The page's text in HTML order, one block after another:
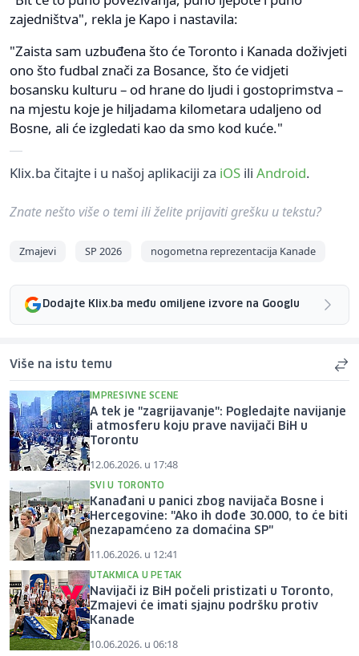
zajedništva", rekla je Kapo i nastavila:
"Zaista sam uzbuđena što će Toronto i Kanada doživjeti
ono što fudbal znači za Bosance, što će vidjeti
bosansku kulturu – od hrane do ljudi i gostoprimstva –
na mjestu koje je hiljadama kilometara udaljeno od
Bosne, ali će izgledati kao da smo kod kuće."
Klix.ba čitajte i u našoj aplikaciji za iOS ili Android.
Znate nešto više o temi ili želite prijaviti grešku u tekstu?
Zmajevi SP 2026 nogometna reprezentacija Kanade
Dodajte Klix.ba među omiljene izvore na Googlu
Više na istu temu
IMPRESIVNE SCENE
A tek je "zagrijavanje": Pogledajte navijanje
i atmosferu koju prave navijači BiH u
Torontu
12.06.2026. u 17:48
SVI U TORONTO
Kanađani u panici zbog navijača Bosne i
Hercegovine: "Ako ih dođe 30.000, to će biti
nezapamćeno za domaćina SP"
11.06.2026. u 12:41
UTAKMICA U PETAK
Navijači iz BiH počeli pristizati u Toronto,
Zmajevi će imati sjajnu podršku protiv
Kanade
10.06.2026. u 06:18